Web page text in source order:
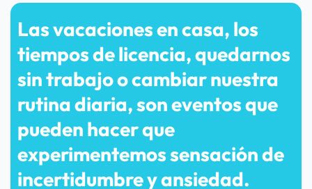
Las vacaciones en casa, los
tiempos de licencia, quedarnos
sin trabajo o cambiar nuestra
rutina diaria, son eventos que
pueden hacer que
experimentemos sensación de
incertidumbre y ansiedad.